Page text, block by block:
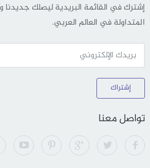
إشترك في القائمة البريدية ليصلك جديدنا
المتداولة في العالم العربي.
إشتراك
تواصل معنا